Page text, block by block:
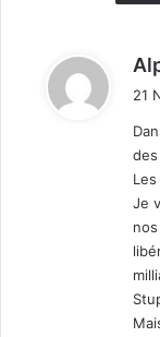
21
Je